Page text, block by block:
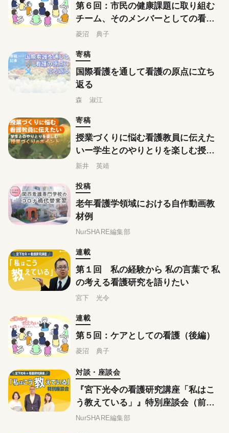
第６回：市民の健康課題に取り組む
チーム、そのメンバーとしての看護
職（前編）
菱沼 典子
寄稿
国際看護を通して看護の原点に立ち
返る
森 淑江
寄稿
授業づくりに悩む看護教員に伝えた
いー学生とのやりとりを楽しむ授業
づくりのポイント
新井 英靖
投稿
老年看護学領域における自作動画教
材例
NurSHARE編集部
連載
第１回 私の経験から 私の言葉で 私
の考える看護研究を語りたい
宮下 光令
連載
第５回：ケアとしての看護（後編）
菱沼 典子
対談・座談会
『宮下光令の看護研究講座「私はこ
う教えている」』特別座談会（前
編）
NurSHARE編集部